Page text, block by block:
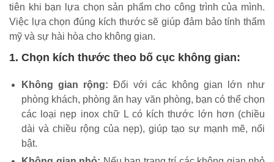
tiên khi bạn lựa chọn sản phẩm cho công trình của mình.
Việc lựa chọn đúng kích thước sẽ giúp đảm bảo tính thẩm
mỹ và sự hài hòa cho không gian.
1. Chọn kích thước theo bố cục không gian:
Không gian rộng: Đối với các không gian lớn như
phòng khách, phòng ăn hay văn phòng, bạn có thể chọn
các loại nẹp inox chữ L có kích thước lớn hơn (chiều
dài và chiều rộng của nẹp), giúp tạo sự mạnh mẽ, nổi
bật.